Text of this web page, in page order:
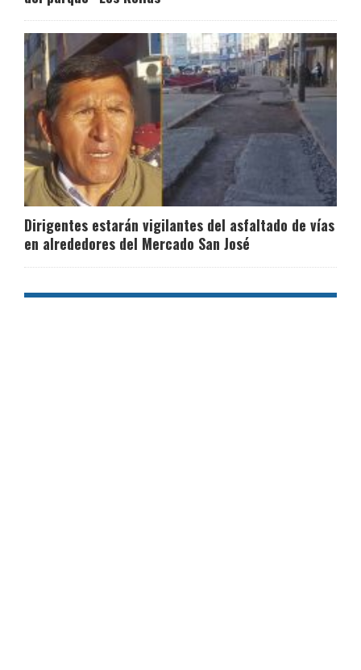
Dirigentes estarán vigilantes del asfaltado de vías
en alrededores del Mercado San José